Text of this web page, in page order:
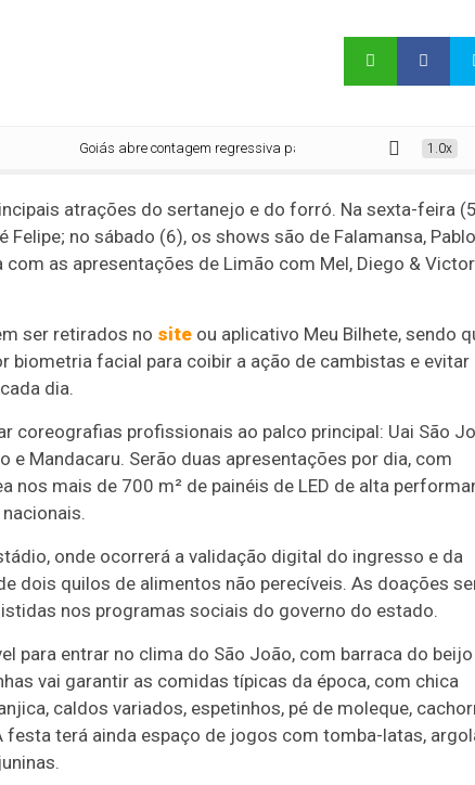
Goiás abre contagem regressiva para o Arraiá do Bem 1.0x
atrações do sertanejo e do forró. Na sexta-feira
no sábado (6), os shows são de Falamansa,
as apresentações de Limão com Mel, Diego & Victor
ser retirados no site ou aplicativo Meu Bilhete, sendo
biometria facial para coibir a ação de cambistas e evitar
dia.
coreografias profissionais ao palco principal: Uai São
e Mandacaru. Serão duas apresentações por dia, com
mais de 700 m² de painéis de LED de alta
onde ocorrerá a validação digital do ingresso e da
dois quilos de alimentos não perecíveis. As doações
nos programas sociais do governo do estado.
para entrar no clima do São João, com barraca do
vai garantir as comidas típicas da época, com chica
caldos variados, espetinhos, pé de moleque,
festa terá ainda espaço de jogos com tomba-latas,